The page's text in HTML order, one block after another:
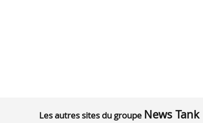
Les autres sites du groupe News Tank